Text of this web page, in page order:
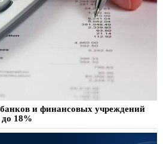
и финансовых учреждений
до 18%